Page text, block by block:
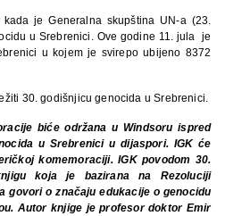
je Generalna skupština UN-a (23.
u Srebrenici. Ove godine 11. jula je
u kojem je svirepo ubijeno 8372
30. godišnjicu genocida u Srebrenici.
biće održana u Windsoru ispred
u Srebrenici u dijaspori. IGK će
komemoraciji. IGK povodom 30.
koja je bazirana na Rezoluciji
govori o značaju edukacije o genocidu
Autor knjige je profesor doktor Emir